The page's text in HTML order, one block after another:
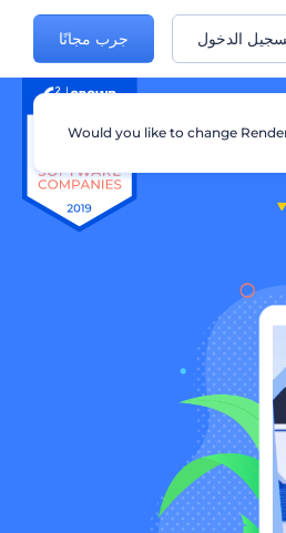
الدخول جرب مجانًا
Would you like to change